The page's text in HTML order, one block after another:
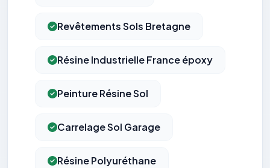
Revêtements Sols Bretagne
Résine Industrielle France époxy
Peinture Résine Sol
Carrelage Sol Garage
Résine Polyuréthane